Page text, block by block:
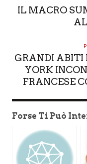
IL MACRO
GRANDI ABITI
YORK
FRANCESE
Forse Ti Può